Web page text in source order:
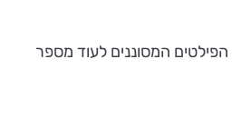
המסוננים לעוד מספר